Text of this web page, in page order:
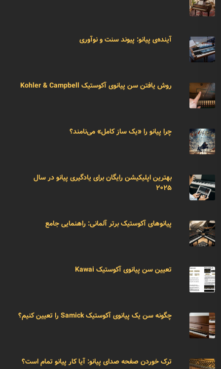
آینده‌ی پیانو: پیوند سنت و نوآوری
روش یافتن سن پیانوی آکوستیک Kohler & Campbell
چرا پیانو را «یک ساز کامل» می‌نامند؟
بهترین اپلیکیشن رایگان برای یادگیری پیانو در سال
۲۰۲۵
پیانوهای آکوستیک برتر آلمانی: راهنمایی جامع
تعیین سن پیانوی آکوستیک Kawai
چگونه سن یک پیانوی آکوستیک Samick را تعیین کنیم؟
ترک خوردن صفحه صدای پیانو: آیا کار پیانو تمام است؟